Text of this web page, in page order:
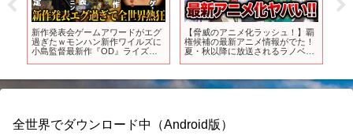
新作発表会ゲームアワードがエグ
過ぎたｗモンハン新作ワイルズに
小島監督最新作『OD』ライズオ
い発表多すぎて来年もスゲェ年に
なりそう【GOTY】
【脅威のアニメ化ラッシュ！】覇
権候補の最新アニメ情報がでた！
夏・秋以降に放送されるラノベ系
屋／ありふれた】
全世界でダウンロード中（Android版）